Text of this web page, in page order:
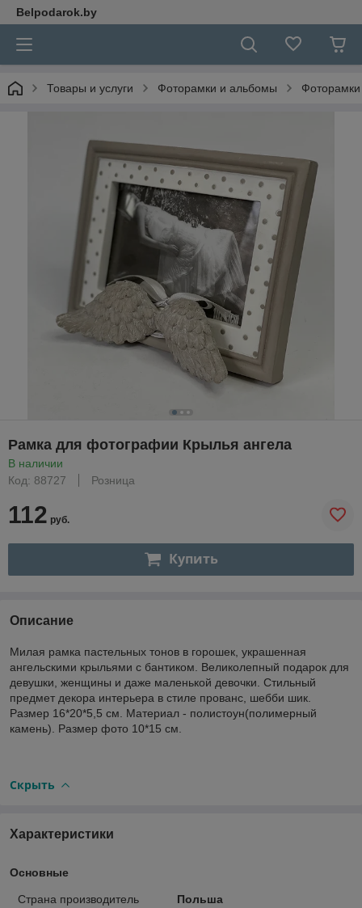
Belpodarok.by
Товары и услуги Фоторамки и альбомы Фоторамки
Рамка для фотографии Крылья ангела
В наличии
Код: 88727
Розница
112 руб.
Купить
Описание
Милая рамка пастельных тонов в горошек, украшенная
ангельскими крыльями с бантиком. Великолепный подарок для
девушки, женщины и даже маленькой девочки. Стильный
предмет декора интерьера в стиле прованс, шебби шик.
Размер 16*20*5,5 см. Материал - полистоун(полимерный
камень). Размер фото 10*15 см.
Скрыть
Характеристики
Основные
Страна производитель
Польша